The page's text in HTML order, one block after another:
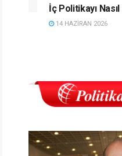
İç Politikayı
14 HAZIRAN 2026